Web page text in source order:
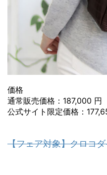
価格
通常販売価格：187,000 円
公式サイト限定価格：
【フェア対象】クロコ